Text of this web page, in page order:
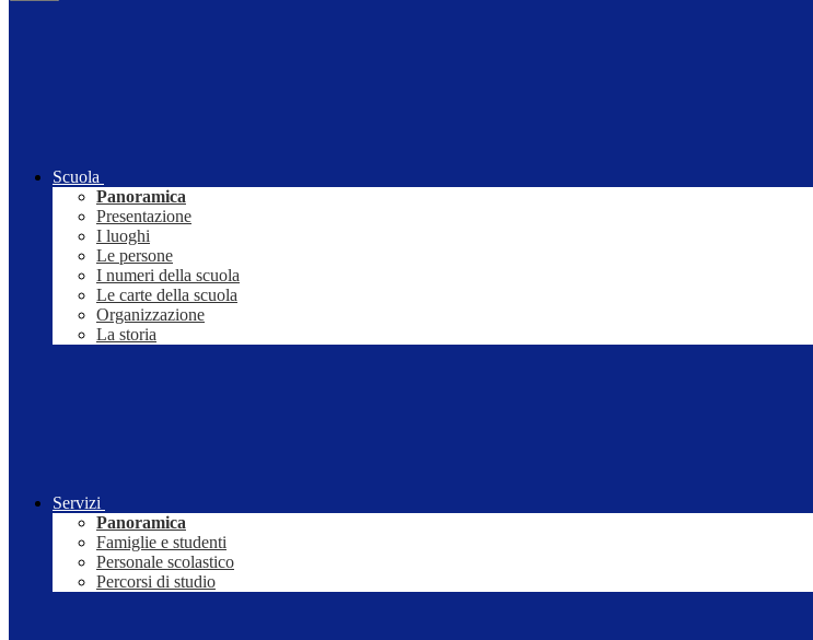
Scuola
Panoramica
Presentazione
I luoghi
Le persone
I numeri della scuola
Le carte della scuola
Organizzazione
La storia
Servizi
Panoramica
Famiglie e studenti
Personale scolastico
Percorsi di studio